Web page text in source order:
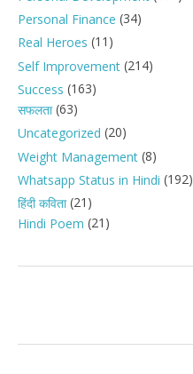
Personal Finance (34)
Real Heroes (11)
Self Improvement (214)
Success (163)
सफलता(63)
Uncategorized (20)
Weight Management (8)
Whatsapp Status in Hindi (192)
हिंदी कविता(21)
Hindi Poem (21)